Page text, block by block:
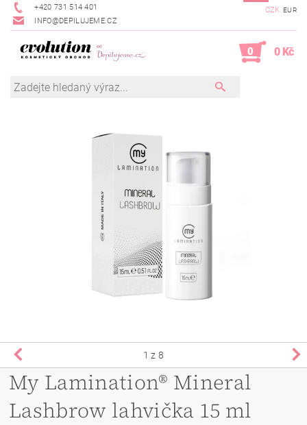
+420 731 514 401
INFO@DEPILUJEME.CZ
CZK EUR
0 0 Kč
1 z 8
My Lamination® Mineral
Lashbrow lahvička 15 ml